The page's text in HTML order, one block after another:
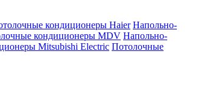
кондиционеры Haier Напольно-
кондиционеры MDV Напольно-
Mitsubishi Electric Потолочные